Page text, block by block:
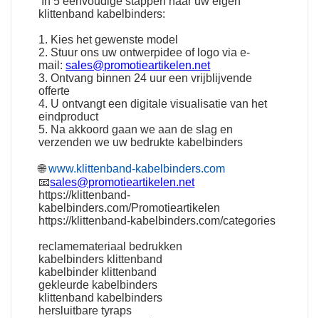
klittenband kabelbinders:
1. Kies het gewenste model
2. Stuur ons uw ontwerpidee of logo via e-
mail:sales@promotieartikelen.net
3. Ontvang binnen 24 uur een vrijblijvende
offerte
4. U ontvangt een digitale visualisatie van het
eindproduct
5. Na akkoord gaan we aan de slag en
verzenden we uw bedrukte kabelbinders
🌐www.klittenband-kabelbinders.com
📧sales@promotieartikelen.net
https://klittenband-
kabelbinders.com/Promotieartikelen
https://klittenband-kabelbinders.com/categories
reclamemateriaal bedrukken
kabelbinders klittenband
kabelbinder klittenband
gekleurde kabelbinders
klittenband kabelbinders
hersluitbare tyraps